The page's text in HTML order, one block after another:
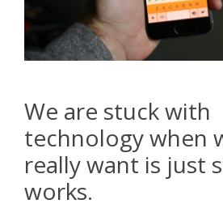
We are stuck with
technology when
really want is just
works.